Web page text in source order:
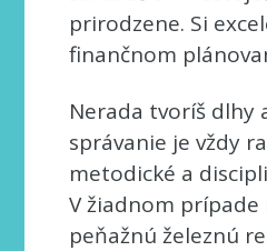
prirodzene. Si
finančnom
Nerada tvoríš dlhy
správanie je vždy
metodické a
V žiadnom prípade
peňažnú železnú